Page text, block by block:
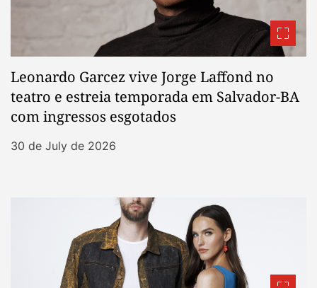
Leonardo Garcez vive Jorge Laffond no
teatro e estreia temporada em Salvador-BA
com ingressos esgotados
30 de July de 2026